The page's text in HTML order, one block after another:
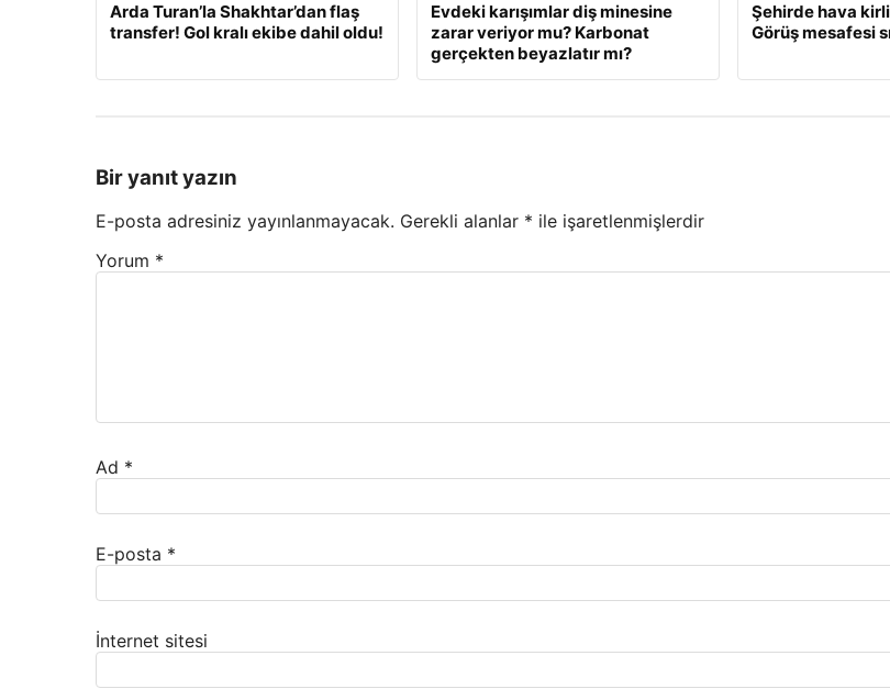
Arda Turan’la Shakhtar’dan flaş
transfer! Gol kralı ekibe dahil oldu!
Evdeki karışımlar diş minesine
zarar veriyor mu? Karbonat
gerçekten beyazlatır mı?
Şehirde hava
Görüş mesafesi
Bir yanıt yazın
E-posta adresiniz yayınlanmayacak. Gerekli alanlar * ile işaretlenmişlerdir
Yorum *
Ad *
E-posta *
İnternet sitesi